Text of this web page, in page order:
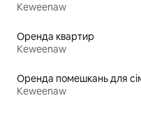
Keweenaw
Оренда квартир
Keweenaw
Keweenaw